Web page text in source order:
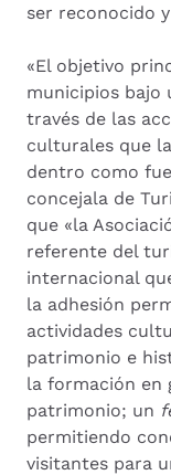
ser reconocido
«El objetivo
municipios bajo
través de las
culturales que
dentro como
concejala de
que «la
referente del
internacional
la adhesión
actividades
patrimonio e
la formación en
patrimonio; un
permitiendo
visitantes para